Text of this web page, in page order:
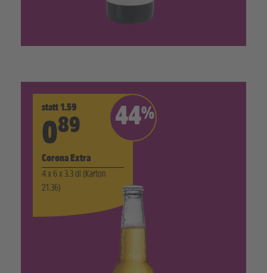
44%
statt 1.59
089
Corona Extra
4 x 6 x 3.3 dl (Karton
21.36)